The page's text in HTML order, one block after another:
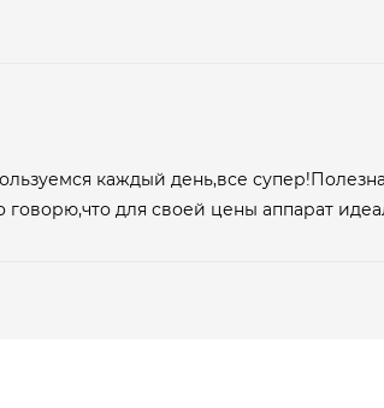
каждый день,все
для своей цены аппарат